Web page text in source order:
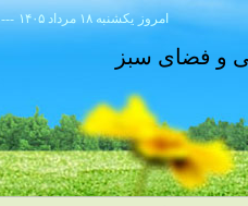
--- ۱۴۰۵ يکشنبه ۱۸ مرداد امروز
و فضای سبز